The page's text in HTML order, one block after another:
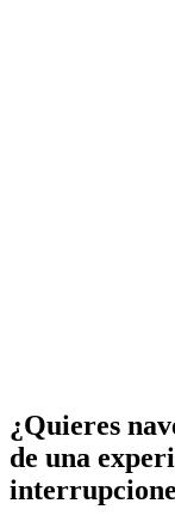
¿Quieres
de una